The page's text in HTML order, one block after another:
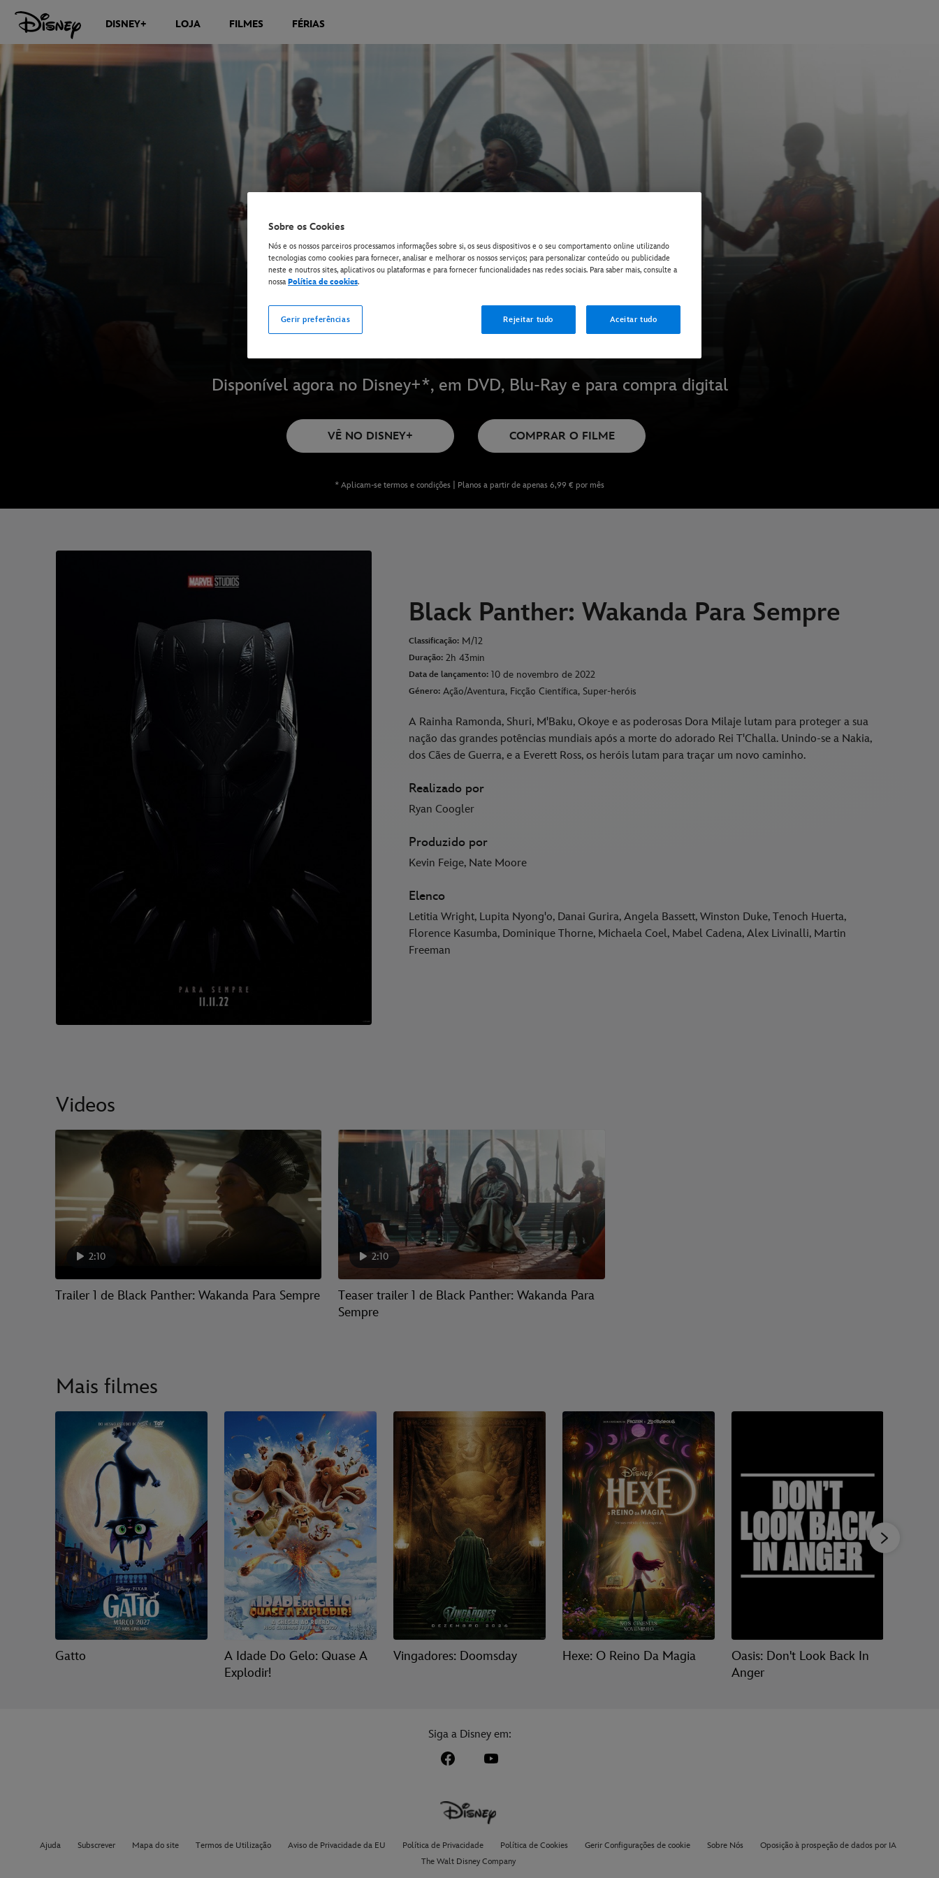
DISNEY+ LOJA FILMES FÉRIAS
Disponível agora no Disney+*, em DVD, Blu-Ray e para compra digital
VÊ NO DISNEY+ COMPRAR O FILME
* Aplicam-se termos e condições | Planos a partir de apenas 6,99 € por mês
Black Panther: Wakanda Para Sempre
Classificação: M/12
Duração: 2h 43min
Data de lançamento: 10 de novembro de 2022
Género: Ação/Aventura, Ficção Científica, Super-heróis
A Rainha Ramonda, Shuri, M'Baku, Okoye e as poderosas Dora Milaje lutam para proteger a sua
nação das grandes potências mundiais após a morte do adorado Rei T'Challa. Unindo-se a Nakia,
dos Cães de Guerra, e a Everett Ross, os heróis lutam para traçar um novo caminho.
Realizado por
Ryan Coogler
Produzido por
Kevin Feige, Nate Moore
Elenco
Letitia Wright, Lupita Nyong'o, Danai Gurira, Angela Bassett, Winston Duke, Tenoch Huerta,
Florence Kasumba, Dominique Thorne, Michaela Coel, Mabel Cadena, Alex Livinalli, Martin
Freeman
Videos
2:10
Trailer 1 de Black Panther: Wakanda Para Sempre
2:10
Teaser trailer 1 de Black Panther: Wakanda Para
Sempre
Mais filmes
Gatto
A Idade Do Gelo: Quase A
Explodir!
Vingadores: Doomsday Hexe: O Reino Da Magia
Oasis: Don't Look Back In
Anger
Siga a Disney em:
Ajuda Subscrever Mapa do site Termos de Utilização Aviso de Privacidade da EU Política de Privacidade Política de Cookies Gerir Configurações de cookie Sobre Nós
Oposição à prospeção de dados por IA
The Walt Disney Company
Sobre os Cookies
Nós e os nossos parceiros processamos informações sobre si, os seus dispositivos e o seu comportamento online utilizando
tecnologias como cookies para fornecer, analisar e melhorar os nossos serviços; para personalizar conteúdo ou publicidade
neste e noutros sites, aplicativos ou plataformas e para fornecer funcionalidades nas redes sociais. Para saber mais, consulte a
nossaPolítica de cookies.
Gerir preferências Rejeitar tudo Aceitar tudo